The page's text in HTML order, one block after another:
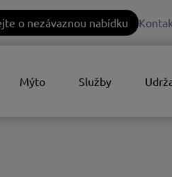
o nezávaznou nabídku
Mýto Služby